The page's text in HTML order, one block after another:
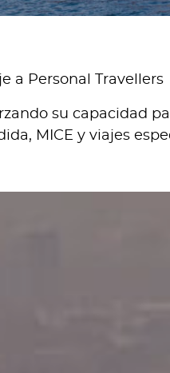
a Personal Travellers
su capacidad
MICE y viajes